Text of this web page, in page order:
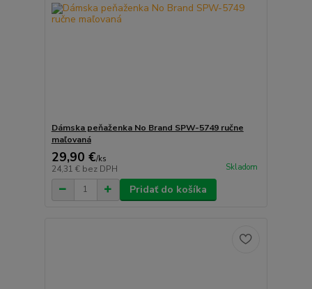
Dámska peňaženka No Brand SPW-5749 ručne
maľovaná
29,90 €/ks
24,31 € bez DPH Skladom
Pridať do košíka